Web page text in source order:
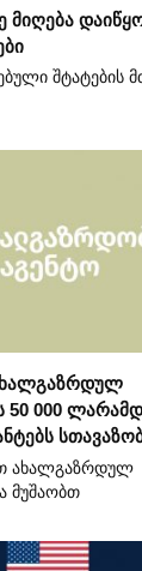
მიღება
შტატების
50 000
ახალგაზრდულ
მუშაობთ